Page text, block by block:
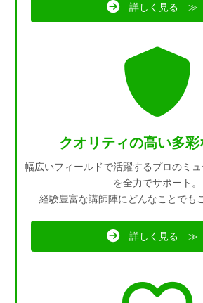
詳しく見る ≫
クオリティの高い多
幅広いフィールドで活躍するプロのミ
を全力でサポート。
経験豊富な講師陣にどんなことでも
詳しく見る ≫